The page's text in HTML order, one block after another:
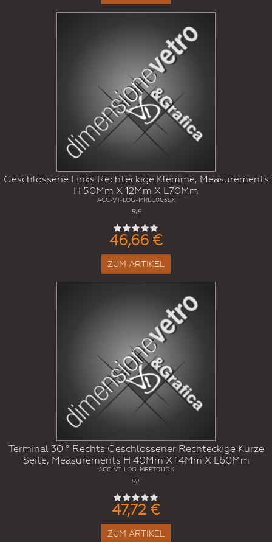
Geschlossene Links Rechteckige Klemme, Measurements
H 50Mm X 12Mm X L70Mm
ACC-VT-LOG-MREC003SX
RIF
46,66 €
ZUM ARTIKEL
Terminal 30 ° Rechts Geschlossener Rechteckige Kurze
Seite, Measurements H 40Mm X 14Mm X L60Mm
ACC-VT-LOG-MRET011DX
RIF
47,72 €
ZUM ARTIKEL